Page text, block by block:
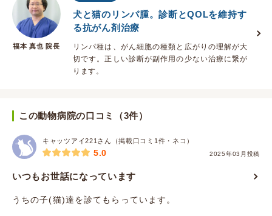
福本 真也 院長
犬と猫のリンパ腫。診断とQOLを維持す
る抗がん剤治療
リンパ種は、がん細胞の種類と広がりの理解が大
切です。正しい診断が副作用の少ない治療に繋が
ります。
この動物病院の口コミ（3件）
キャッツアイ221さん（掲載口コミ1件・ネコ）
2025年03月投稿
5.0
いつもお世話になっています
うちの子(猫)達を診てもらっています。